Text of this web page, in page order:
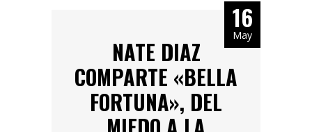
16
May
NATE DIAZ
COMPARTE «BELLA
FORTUNA», DEL